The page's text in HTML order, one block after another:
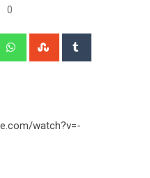
0
WhatsappStumbleUpon
watch?v=-